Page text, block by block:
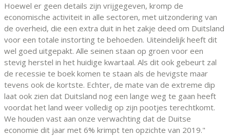
Hoewel er geen details zijn vrijgegeven, kromp de
economische activiteit in alle sectoren, met uitzondering van
de overheid, die een extra duit in het zakje deed om Duitsland
voor een totale instorting te behoeden. Uiteindelijk heeft dit
wel goed uitgepakt. Alle seinen staan op groen voor een
stevig herstel in het huidige kwartaal. Als dit ook gebeurt zal
de recessie te boek komen te staan als de hevigste maar
tevens ook de kortste. Echter, de mate van de extreme dip
laat ook zien dat Duitsland nog een lange weg te gaan heeft
voordat het land weer volledig op zijn pootjes terechtkomt.
We houden vast aan onze verwachting dat de Duitse
economie dit jaar met 6% krimpt ten opzichte van 2019."